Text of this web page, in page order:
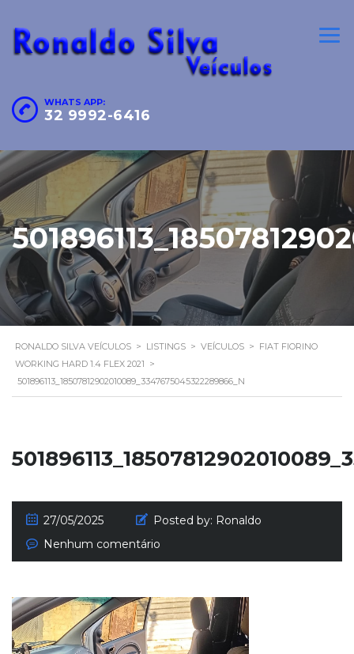
WHATS APP:
32 9992-6416
RONALDO SILVA VEÍCULOS > LISTINGS > VEÍCULOS > FIAT FIORINO
WORKING HARD 1.4 FLEX 2021 >
501896113_18507812902010089_3347675045322289866_N
27/05/2025 Posted by: Ronaldo
Nenhum comentário